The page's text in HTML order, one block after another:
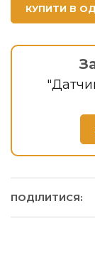
КУПИТИ В
ПОДІЛИТИСЯ: